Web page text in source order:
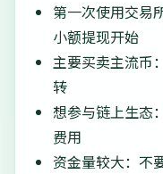
第一次使用交易
小额提现开始
主要买卖主流币
转
想参与链上生态
费用
资金量较大：不